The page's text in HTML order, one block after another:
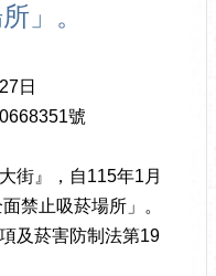
」。
日
號
街』，自115年1月
禁止吸菸場所」。
及菸害防制法第19